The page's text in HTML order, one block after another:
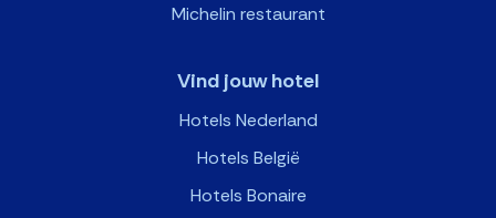
Michelin restaurant
Vind jouw hotel
Hotels Nederland
Hotels België
Hotels Bonaire